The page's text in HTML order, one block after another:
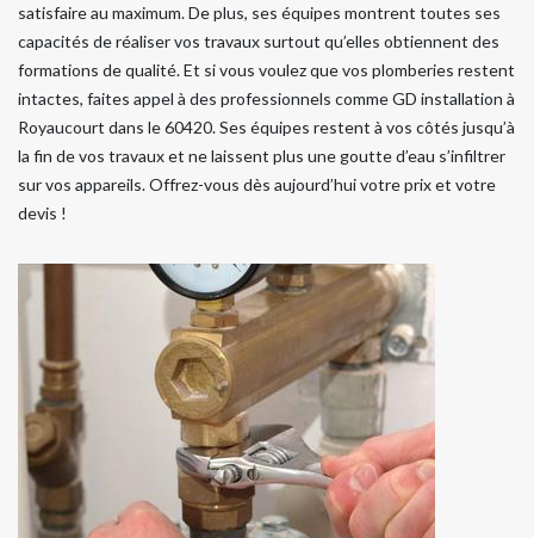
satisfaire au maximum. De plus, ses équipes montrent toutes ses
capacités de réaliser vos travaux surtout qu’elles obtiennent des
formations de qualité. Et si vous voulez que vos plomberies restent
intactes, faites appel à des professionnels comme GD installation à
Royaucourt dans le 60420. Ses équipes restent à vos côtés jusqu’à
la fin de vos travaux et ne laissent plus une goutte d’eau s’infiltrer
sur vos appareils. Offrez-vous dès aujourd’hui votre prix et votre
devis !